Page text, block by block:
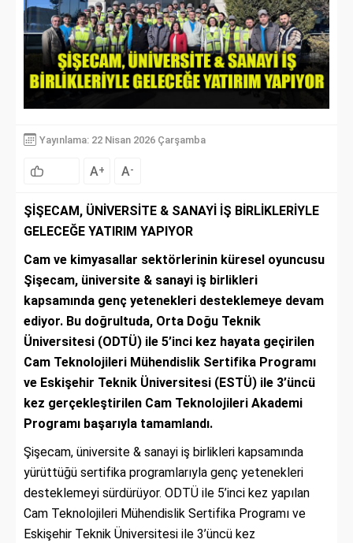
Yayınlama: 22 Nisan 2026 Çarşamba
A+ A-
ŞİŞECAM, ÜNİVERSİTE & SANAYİ İŞ BİRLİKLERİYLE
GELECEĞE YATIRIM YAPIYOR
Cam ve kimyasallar sektörlerinin küresel oyuncusu
Şişecam, üniversite & sanayi iş birlikleri
kapsamında genç yetenekleri desteklemeye devam
ediyor. Bu doğrultuda, Orta Doğu Teknik
Üniversitesi (ODTÜ) ile 5’inci kez hayata geçirilen
Cam Teknolojileri Mühendislik Sertifika Programı
ve Eskişehir Teknik Üniversitesi (ESTÜ) ile 3’üncü
kez gerçekleştirilen Cam Teknolojileri Akademi
Programı başarıyla tamamlandı.
Şişecam, üniversite & sanayi iş birlikleri kapsamında
yürüttüğü sertifika programlarıyla genç yetenekleri
desteklemeyi sürdürüyor. ODTÜ ile 5’inci kez yapılan
Cam Teknolojileri Mühendislik Sertifika Programı ve
Eskişehir Teknik Üniversitesi ile 3’üncü kez